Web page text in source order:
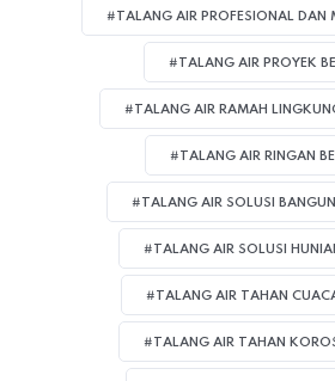
#TALANG AIR PROFESIONAL DAN
#TALANG AIR PROYEK
#TALANG AIR RAMAH
#TALANG AIR RINGAN
#TALANG AIR SOLUSI
#TALANG AIR SOLUSI
#TALANG AIR TAHAN
#TALANG AIR TAHAN